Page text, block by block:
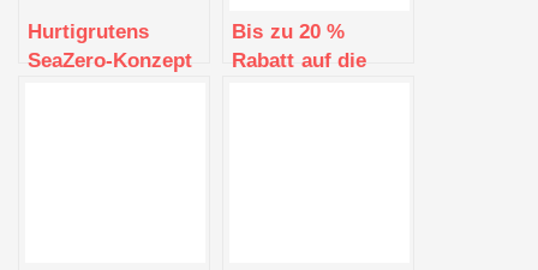
Hurtigrutens
SeaZero-Konzept
Bis zu 20 %
Rabatt auf die